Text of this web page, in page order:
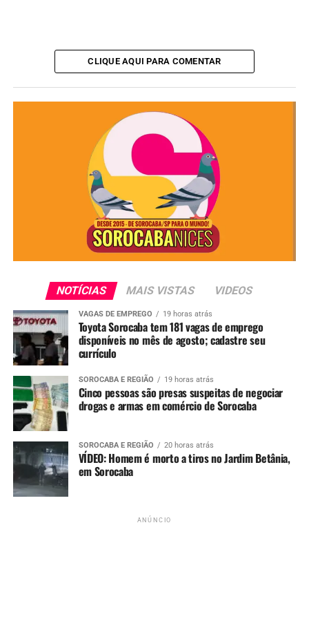
Redação
See Full Bio
TÓPICOS RELACIONADOS LOTERIAS
LOTERIAS CAIXA
LOTOFÁCIL
MILIONÁRIO SOROCABA
UP NEXT
Avião fica preso em buraco na pista do Aeroporto de
Sorocaba após chão ceder
NÃO PERCA
Grave acidente deixa dois mortos na Avenida Ipanema, em
CLIQUE AQUI PARA COMENTAR
NOTÍCIAS MAIS VISTAS VIDEOS
VAGAS DE EMPREGO 19 horas atrás
Toyota Sorocaba tem 181 vagas de emprego
disponíveis no mês de agosto; cadastre seu
currículo
SOROCABA E REGIÃO 19 horas atrás
Cinco pessoas são presas suspeitas de negociar
drogas e armas em comércio de Sorocaba
SOROCABA E REGIÃO 20 horas atrás
VÍDEO: Homem é morto a tiros no Jardim Betânia,
em Sorocaba
ANÚNCIO